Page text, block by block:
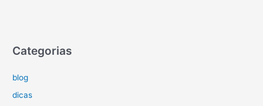
Categorias
blog
dicas